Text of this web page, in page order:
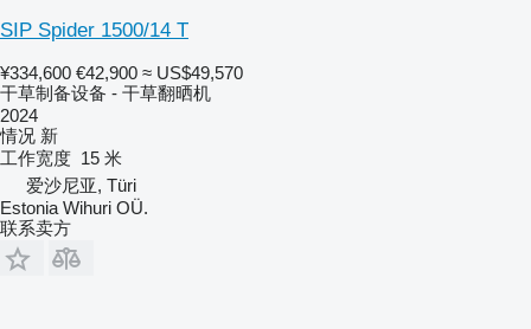
SIP Spider 1500/14 T
¥334,600 €42,900 ≈ US$49,570
干草制备设备 - 干草翻晒机
2024
情况 新
工作宽度 15 米
爱沙尼亚, Türi
Estonia Wihuri OÜ.
联系卖方